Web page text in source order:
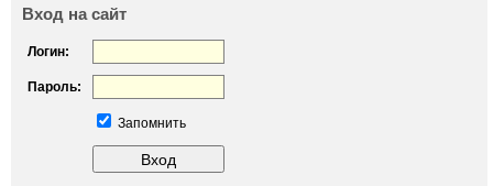
Вход на сайт
Логин:
Пароль:
Запомнить